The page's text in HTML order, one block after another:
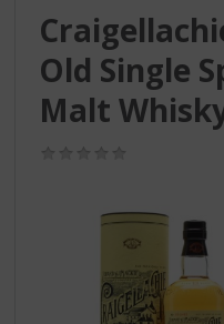
Old Single
Malt